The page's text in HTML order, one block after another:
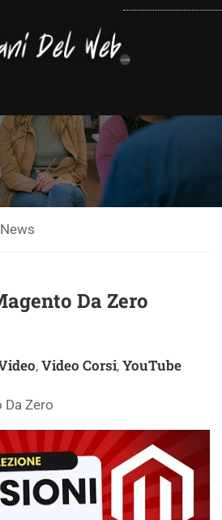
News
Da Zero
, Video Corsi, YouTube
Da Zero